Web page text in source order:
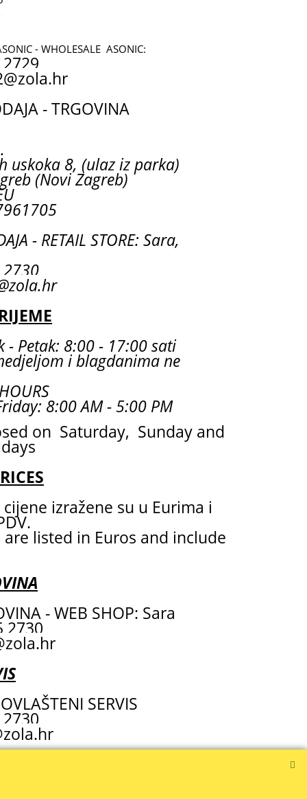
- WHOLESALE ASONIC:
- TRGOVINA
uskoka 8, (ulaz iz parka)
(Novi Zagreb)
- RETAIL STORE: Sara,
2730
- Petak: 8:00 - 17:00 sati
i blagdanima ne
8:00 AM - 5:00 PM
on Saturday, Sunday and
izražene su u Eurima i
are listed in Euros and include
- WEB SHOP: Sara
2730
SERVIS